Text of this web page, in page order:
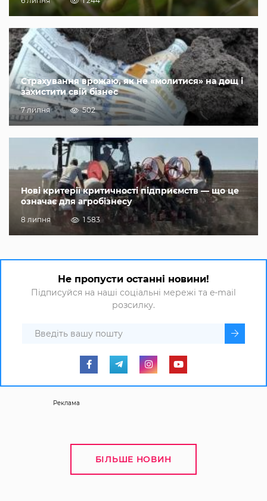
Страхування врожаю, як не «молитися» на дощ і
захистити свій бізнес
7 липня 502
Нові критерії критичності підприємств — що це
означає для агробізнесу
8 липня 1 583
Не пропусти останні новини!
Підписуйся на наші соціальні мережі та e-mail
розсилку.
Реклама
БІЛЬШЕ НОВИН